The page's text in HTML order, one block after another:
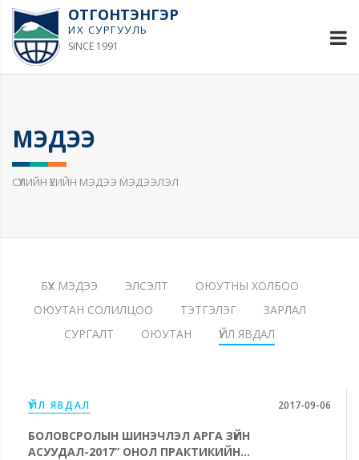
ОТГОНТЭНГЭР
ИХ СУРГУУЛЬ
SINCE 1991
МЭДЭЭ
СҮҮЛИЙН ҮЕИЙН МЭДЭЭ МЭДЭЭЛЭЛ
БҮХ МЭДЭЭ ЭЛСЭЛТ
ОЮУТНЫ ХОЛБОО
ОЮУТАН СОЛИЛЦОО
ТЭТГЭЛЭГ
ЗАРЛАЛ
СУРГАЛТ
ОЮУТАН ҮЙЛ ЯВДАЛ
ҮЙЛ ЯВДАЛ 2017-09-06
БОЛОВСРОЛЫН ШИНЭЧЛЭЛ АРГА ЗҮЙН
АСУУДАЛ-2017” ОНОЛ ПРАКТИКИЙН...